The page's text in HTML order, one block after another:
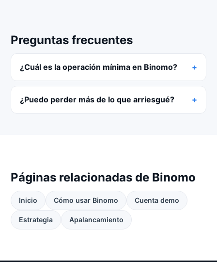
Preguntas frecuentes
¿Cuál es la operación mínima en Binomo?
¿Puedo perder más de lo que arriesgué?
Páginas relacionadas de Binomo
Inicio Cómo usar Binomo Cuenta demo
Estrategia Apalancamiento